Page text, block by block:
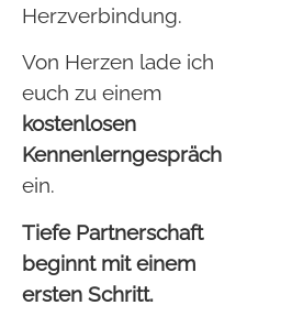
Herzverbindung.
Von Herzen lade ich
euch zu einem
kostenlosen
Kennenlerngespräch
ein.
Tiefe Partnerschaft
beginnt mit einem
ersten Schritt.